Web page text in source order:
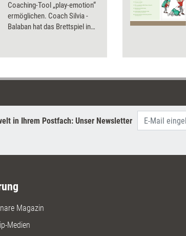
Coaching-Tool „play-emotion“
ermöglichen. Coach Silvia ­
Balaban hat das Brettspiel in
in Ihrem Postfach: Unser Newsletter
Magazin
Medien